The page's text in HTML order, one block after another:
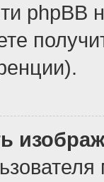
phpBB